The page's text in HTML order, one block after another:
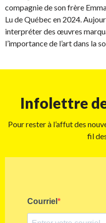
compagnie de son frère
Lu de Québec en 2024.
interpréter des œuvres
l’importance de l’art dans la
Infolettre
Pour rester à l’affut des
fil